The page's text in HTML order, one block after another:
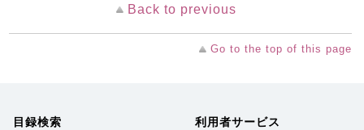
Back to previous
Go to the top of this page
目録検索 利用者サービス